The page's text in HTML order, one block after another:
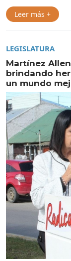
Leer más +
LEGISLATURA
Martínez
brindando
un mundo